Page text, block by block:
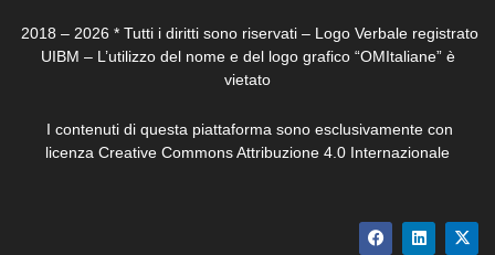
2018 – 2026 * Tutti i diritti sono riservati – Logo Verbale registrato
UIBM – L’utilizzo del nome e del logo grafico “OMItaliane” è
vietato
I contenuti di questa piattaforma sono esclusivamente con
licenza Creative Commons Attribuzione 4.0 Internazionale